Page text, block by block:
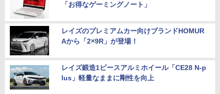
「お得なゲーミングノート」
レイズのプレミアムカー向けブランドHOMUR
Aから「2×9R」が登場！
レイズ鍛造1ピースアルミホイール「CE28 N-p
lus」軽量なままに剛性を向上